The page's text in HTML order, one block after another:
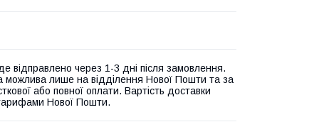
відправлено через 1-3 дні після замовлення.
можлива лише на відділення Нової Пошти та за
або повної оплати. Вартість доставки
Нової Пошти.